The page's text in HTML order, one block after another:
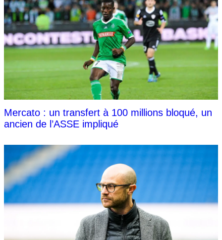
Mercato : un transfert à 100 millions bloqué, un
ancien de l’ASSE impliqué